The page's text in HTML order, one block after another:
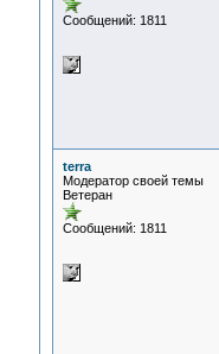
Сообщений: 1811
terra
Модератор своей темы
Ветеран
Сообщений: 1811